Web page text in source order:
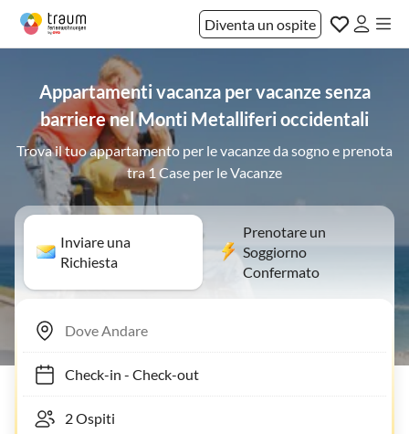
Diventa un ospite
Appartamenti vacanza per vacanze senza
barriere nel Monti Metalliferi occidentali
Trova il tuo appartamento per le vacanze da sogno e prenota
tra 1 Case per le Vacanze
Inviare una
Richiesta
Prenotare un
Soggiorno
Confermato
Check-in- Check-out